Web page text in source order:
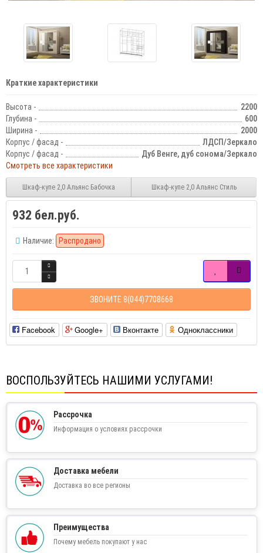
Краткие характеристики
Высота -
2200
Глубина -
600
Ширина -
2000
Корпус / фасад -
ЛДСП/Зеркало
Корпус / фасад -
Дуб Венге, дуб сонома/Зеркало
Смотреть все характеристики
Шкаф-купе 2,0 Альянс Бабочка Шкаф-купе 2,0 Альянс Стиль
932 бел.руб.
Наличие: Распродано
ЗВОНИТЕ 8(044)7708668
Facebook Google+ Вконтакте Одноклассники
ВОСПОЛЬЗУЙТЕСЬ НАШИМИ УСЛУГАМИ!
Рассрочка
Информация о условиях рассрочки
Доставка мебели
Доставка во все регионы
Преимущества
Почему мебель покупают у нас